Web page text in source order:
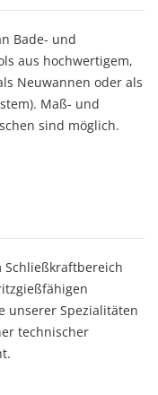
Bade- und
aus hochwertigem,
Neuwannen oder als
Maß- und
sind möglich.
unserer Spezialitäten
technischer